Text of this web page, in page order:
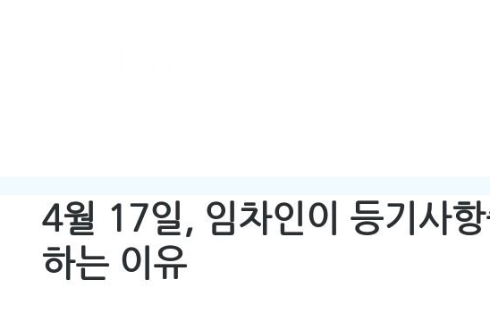
4월 17일, 임차인이 등기사
하는 이유